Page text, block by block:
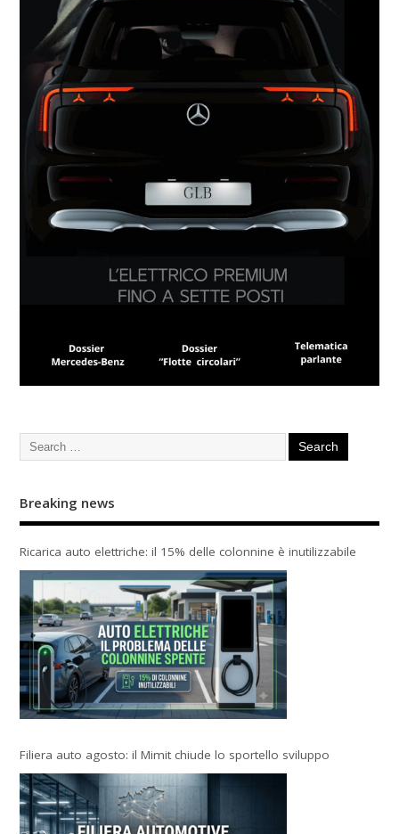
Breaking news
Ricarica auto elettriche: il 15% delle colonnine è inutilizzabile
Filiera auto agosto: il Mimit chiude lo sportello sviluppo